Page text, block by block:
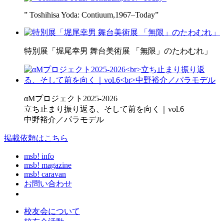
” Toshihisa Yoda: Contiuum,1967–Today”
特別展「堀尾幸男 舞台美術展 「無限」のたわむれ」
αMプロジェクト2025-2026
立ち止まり振り返る、そして前を向く｜vol.6
中野裕介／パラモデル
掲載依頼はこちら
msb! info
msb! magazine
msb! caravan
お問い合わせ
校友会について